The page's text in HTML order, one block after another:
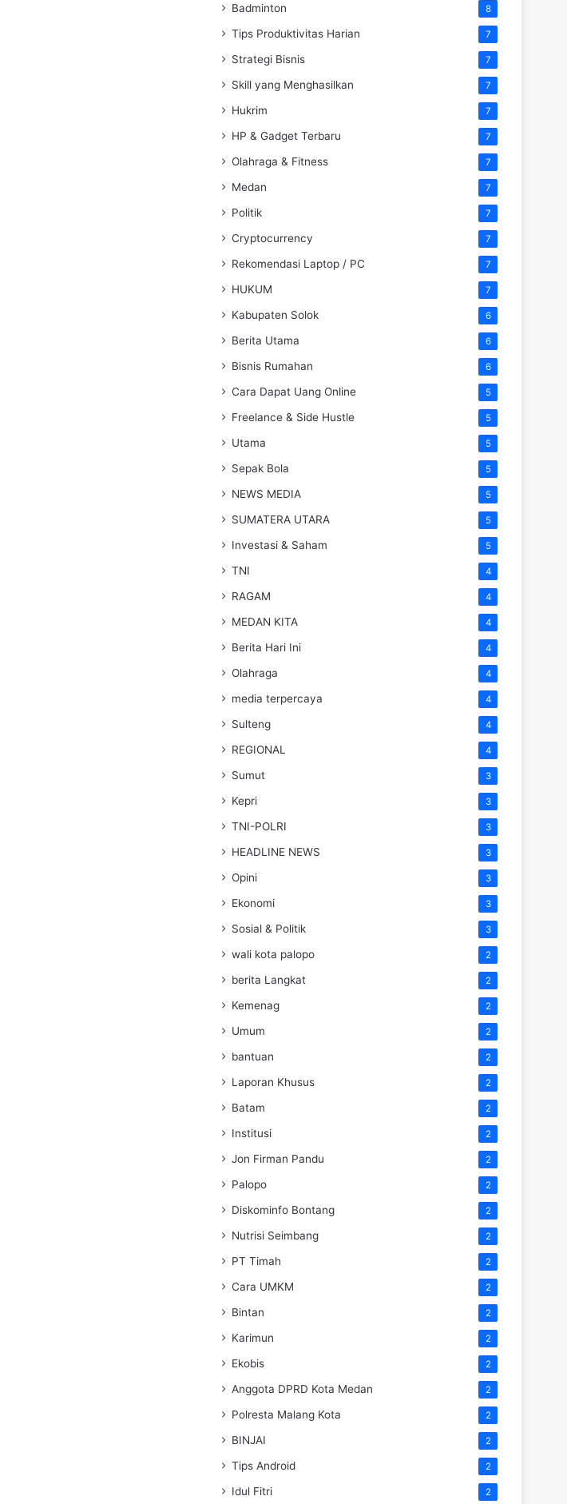
Badminton 8
Tips Produktivitas Harian 7
Strategi Bisnis 7
Skill yang Menghasilkan 7
Hukrim 7
HP & Gadget Terbaru 7
Olahraga & Fitness 7
Medan 7
Politik 7
Cryptocurrency 7
Rekomendasi Laptop / PC 7
HUKUM 7
Kabupaten Solok 6
Berita Utama 6
Bisnis Rumahan 6
Cara Dapat Uang Online 5
Freelance & Side Hustle 5
Utama 5
Sepak Bola 5
NEWS MEDIA 5
SUMATERA UTARA 5
Investasi & Saham 5
TNI 4
RAGAM 4
MEDAN KITA 4
Berita Hari Ini 4
Olahraga 4
media terpercaya 4
Sulteng 4
REGIONAL 4
Sumut 3
Kepri 3
TNI-POLRI 3
HEADLINE NEWS 3
Opini 3
Ekonomi 3
Sosial & Politik 3
wali kota palopo 2
berita Langkat 2
Kemenag 2
Umum 2
bantuan 2
Laporan Khusus 2
Batam 2
Institusi 2
Jon Firman Pandu 2
Palopo 2
Diskominfo Bontang 2
Nutrisi Seimbang 2
PT Timah 2
Cara UMKM 2
Bintan 2
Karimun 2
Ekobis 2
Anggota DPRD Kota Medan 2
Polresta Malang Kota 2
BINJAI 2
Tips Android 2
Idul Fitri 2